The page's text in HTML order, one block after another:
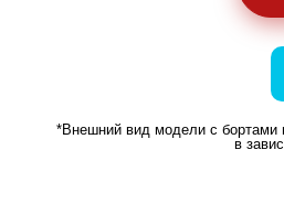
*Внешний вид модели с бортами
в